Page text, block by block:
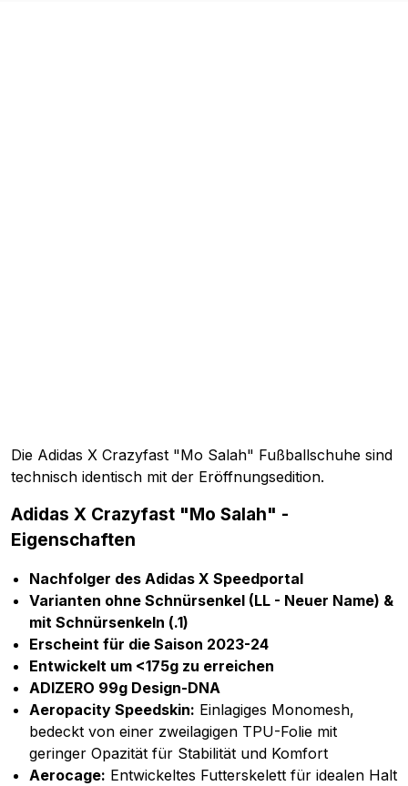
Die Adidas X Crazyfast "Mo Salah" Fußballschuhe sind
technisch identisch mit der Eröffnungsedition.
Adidas X Crazyfast "Mo Salah" -
Eigenschaften
Nachfolger des Adidas X Speedportal
Varianten ohne Schnürsenkel (LL - Neuer Name) &
mit Schnürsenkeln (.1)
Erscheint für die Saison 2023-24
Entwickelt um <175g zu erreichen
ADIZERO 99g Design-DNA
Aeropacity Speedskin: Einlagiges Monomesh,
bedeckt von einer zweilagigen TPU-Folie mit
geringer Opazität für Stabilität und Komfort
Aerocage: Entwickeltes Futterskelett für idealen Halt